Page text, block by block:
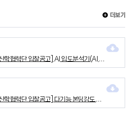
더보기
[한국공학대학교 산학협력단 입찰공고] Al 입도분석기(Al Particle Imaging Analyzer).zip
[한국공학대학교 산학협력단 입찰공고] 다기능 본딩강도 측정기(Multi-Function Bonding Strength Analysis System).zip